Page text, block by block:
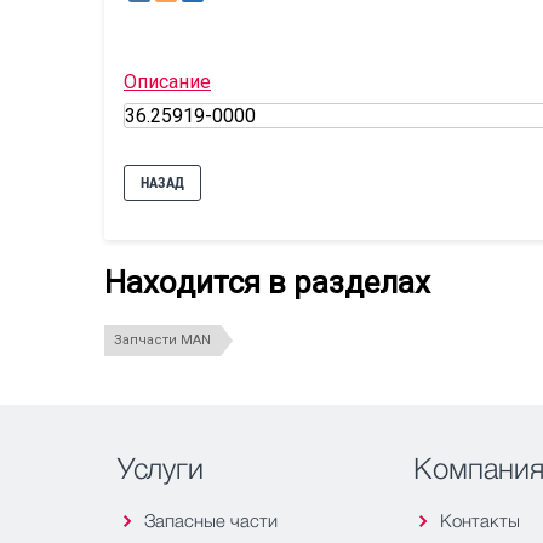
Описание
36.25919-0000
НАЗАД
Находится в разделах
Запчасти MAN
Услуги
Запасные части
Компания
Контакты